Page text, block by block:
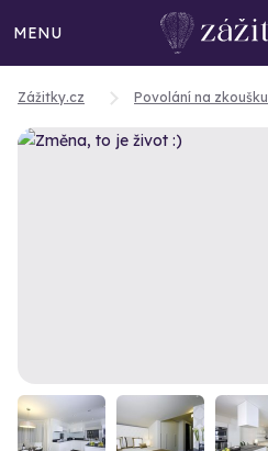
MENU
Zážitky.cz Povolání na zkoušku